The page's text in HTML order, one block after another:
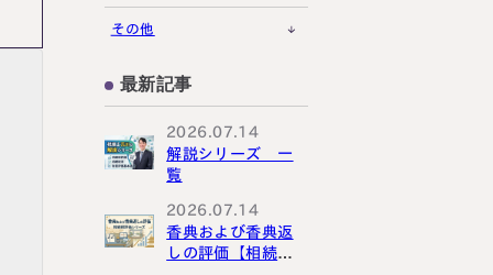
事業承継税制
M&A・株式承継
税理士キャリア
採用・福利厚生
海外不動産
国際相続の基礎
事例紹介
プロ向け情報
その他
最新記事
2026.07.14
解説シリーズ 一
覧
2026.07.14
香典および香典返
しの評価【相続税